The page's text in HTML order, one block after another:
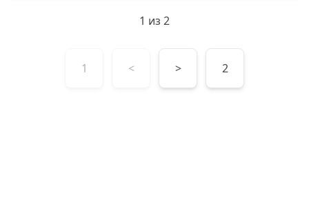
1 из 2
1 < > 2